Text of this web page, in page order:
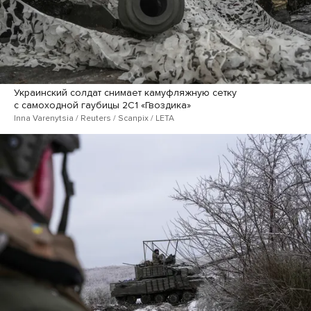
Украинский солдат снимает камуфляжную сетку
с самоходной гаубицы 2С1 «Гвоздика»
Inna Varenytsia / Reuters / Scanpix / LETA